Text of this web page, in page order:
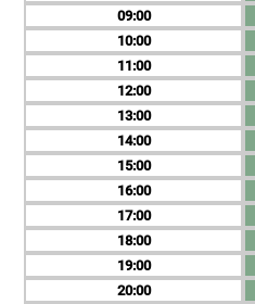
09
10
11
12
13
14
15
16
17
18
19
20